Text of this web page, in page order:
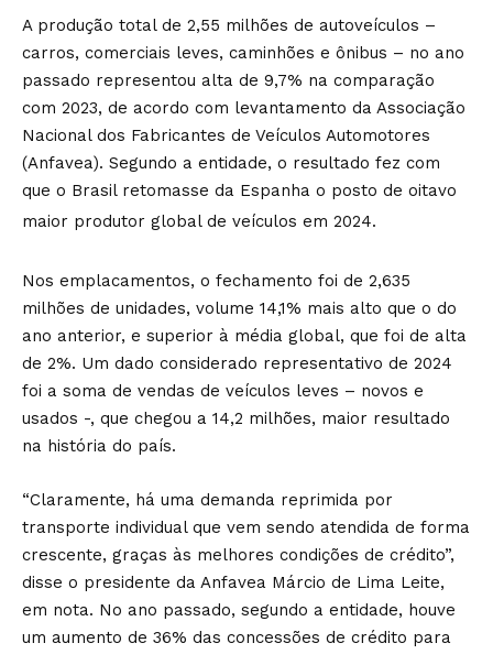
A produção total de 2,55 milhões de autoveículos –
carros, comerciais leves, caminhões e ônibus – no ano
passado representou alta de 9,7% na comparação
com 2023, de acordo com levantamento da Associação
Nacional dos Fabricantes de Veículos Automotores
(Anfavea). Segundo a entidade, o resultado fez com
que o Brasil retomasse da Espanha o posto de oitavo
maior produtor global de veículos em 2024.
Nos emplacamentos, o fechamento foi de 2,635
milhões de unidades, volume 14,1% mais alto que o do
ano anterior, e superior à média global, que foi de alta
de 2%. Um dado considerado representativo de 2024
foi a soma de vendas de veículos leves – novos e
usados -, que chegou a 14,2 milhões, maior resultado
na história do país.
“Claramente, há uma demanda reprimida por
transporte individual que vem sendo atendida de forma
crescente, graças às melhores condições de crédito”,
disse o presidente da Anfavea Márcio de Lima Leite,
em nota. No ano passado, segundo a entidade, houve
um aumento de 36% das concessões de crédito para